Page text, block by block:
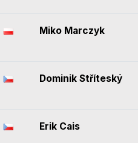
Miko Marczyk
Dominik Stříteský
Erik Cais